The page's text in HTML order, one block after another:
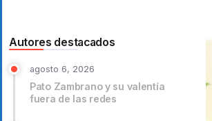
Autores destacados
agosto 6, 2026
Pato Zambrano y su valentía
fuera de las redes